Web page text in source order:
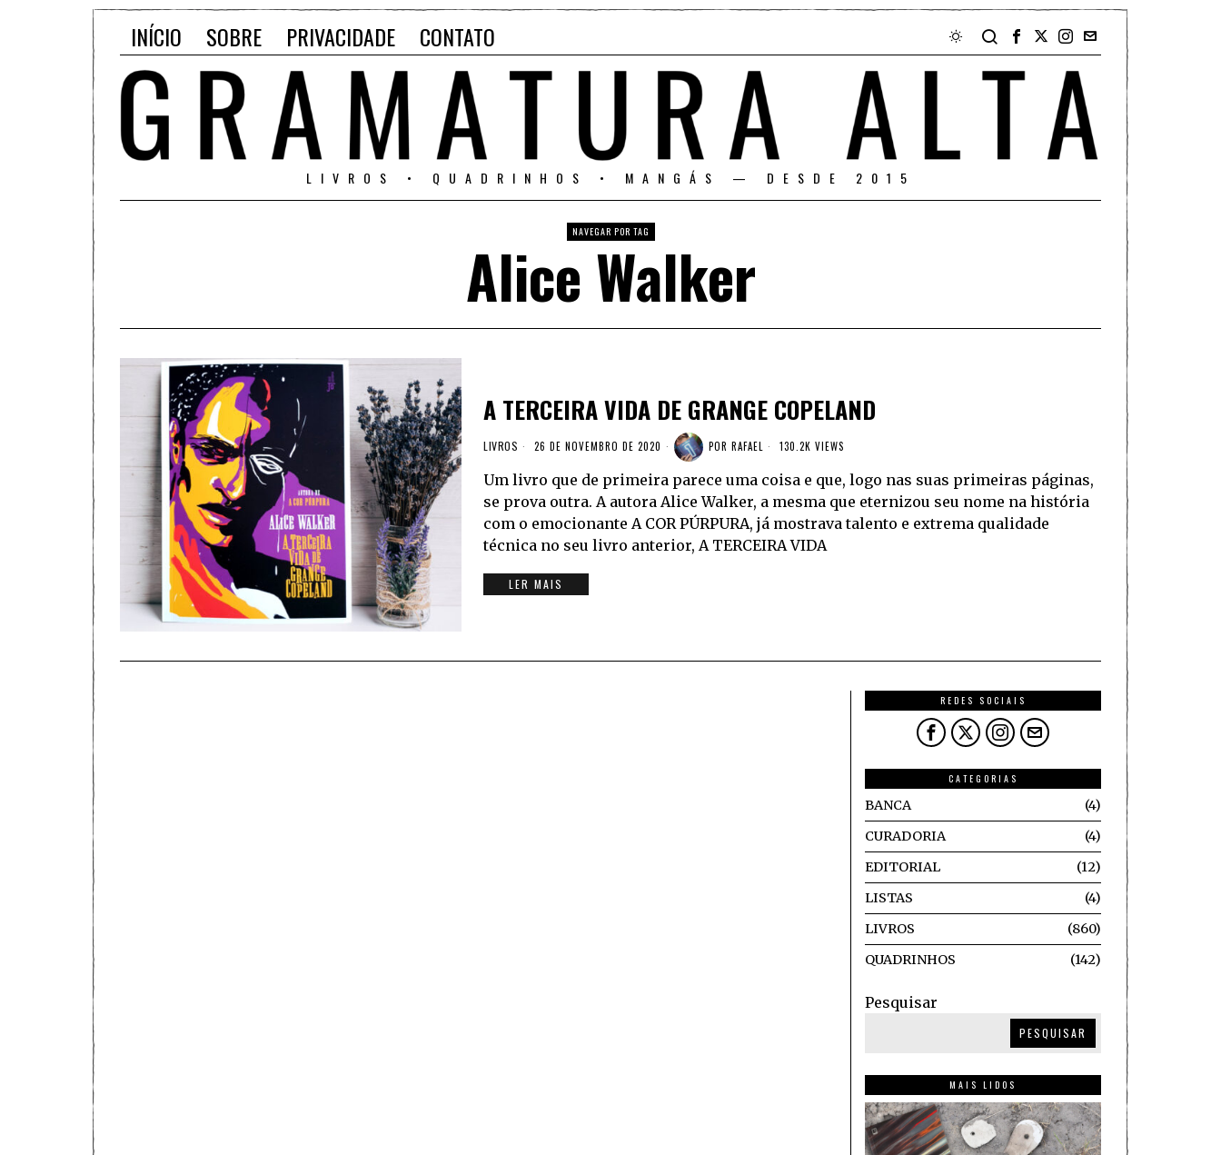
INÍCIO SOBRE PRIVACIDADE CONTATO
LIVROS • QUADRINHOS • MANGÁS — DESDE 2015
NAVEGAR POR TAG
Alice Walker
A TERCEIRA VIDA DE GRANGE COPELAND
LIVROS 26 DE NOVEMBRO DE 2020 POR RAFAEL 130.2K VIEWS
Um livro que de primeira parece uma coisa e que, logo nas suas primeiras páginas,
se prova outra. A autora Alice Walker, a mesma que eternizou seu nome na história
com o emocionante A COR PÚRPURA, já mostrava talento e extrema qualidade
técnica no seu livro anterior, A TERCEIRA VIDA
LER MAIS
REDES SOCIAIS
CATEGORIAS
BANCA
4
CURADORIA
4
EDITORIAL
12
LISTAS
4
LIVROS
860
QUADRINHOS
142
Pesquisar
PESQUISAR
MAIS LIDOS